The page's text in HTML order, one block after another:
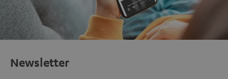
Newsletter